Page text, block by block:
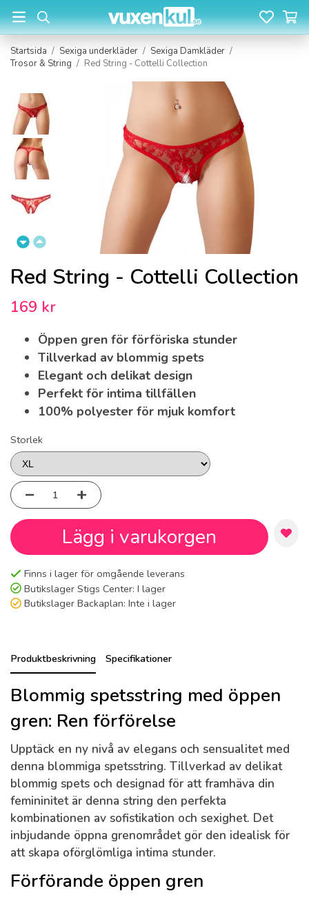
Startsida / Sexiga underkläder / Sexiga Damkläder /
Trosor & String / Red String - Cottelli Collection
Red String - Cottelli Collection
169 kr
Öppen gren för förföriska stunder
Tillverkad av blommig spets
Elegant och delikat design
Perfekt för intima tillfällen
100% polyester för mjuk komfort
Storlek
Lägg i varukorgen
Finns i lager för omgående leverans
Butikslager Stigs Center: I lager
Butikslager Backaplan: Inte i lager
Produktbeskrivning Specifikationer
Blommig spetsstring med öppen
gren: Ren förförelse
Upptäck en ny nivå av elegans och sensualitet med
denna blommiga spetsstring. Tillverkad av delikat
blommig spets och designad för att framhäva din
femininitet är denna string den perfekta
kombinationen av sofistikation och sexighet. Det
inbjudande öppna grenområdet gör den idealisk för
att skapa oförglömliga intima stunder.
Förförande öppen gren